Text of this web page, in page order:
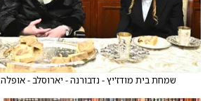
שמחת בית מודז'יץ - נדבורנה - יארוסלב - אופלה